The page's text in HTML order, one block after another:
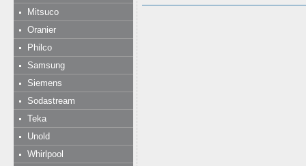
Mitsuco
Oranier
Philco
Samsung
Siemens
Sodastream
Teka
Unold
Whirlpool